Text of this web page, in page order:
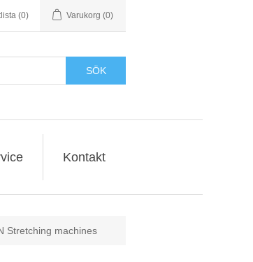
(0) Varukorg (0)
SÖK
Kontakt
Stretching machines